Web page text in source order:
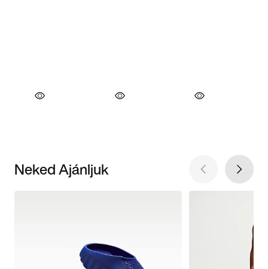
Neked Ajánljuk